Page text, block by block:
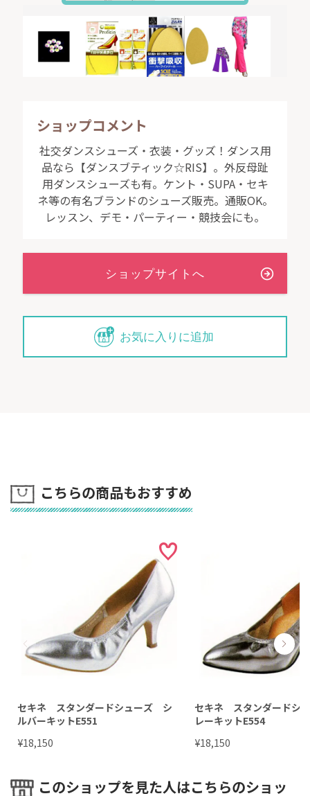
ショップコメント
社交ダンスシューズ・衣装・グッズ！ダンス用
品なら【ダンスブティック☆RIS】。外反母趾
用ダンスシューズも有。ケント・SUPA・セキ
ネ等の有名ブランドのシューズ販売。通販OK。
レッスン、デモ・パーティー・競技会にも。
お気に入りに追加
こちらの商品もおすすめ
セキネ スタンダードシューズ シ
ルバーキットE551
¥18,150
セキネ スタンダードシ
レーキットE554
¥18,150
このショップを見た人はこちらのショッ